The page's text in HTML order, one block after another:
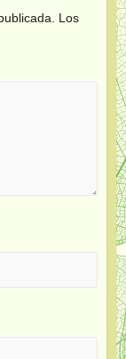
Los